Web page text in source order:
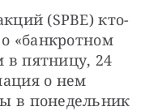
(SPBE) кто-
«банкротном
в пятницу, 24
о нем
в понедельник